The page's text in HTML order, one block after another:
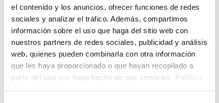
el contenido y los anuncios, ofrecer funciones de redes
sociales y analizar el tráfico. Además, compartimos
información sobre el uso que haga del sitio web con
nuestros partners de redes sociales, publicidad y análisis
web, quienes pueden combinarla con otra información
que les haya proporcionado o que hayan recopilado a
partir del uso que haya hecho de sus servicios. Política
¿Has olvidado tu contraseña?